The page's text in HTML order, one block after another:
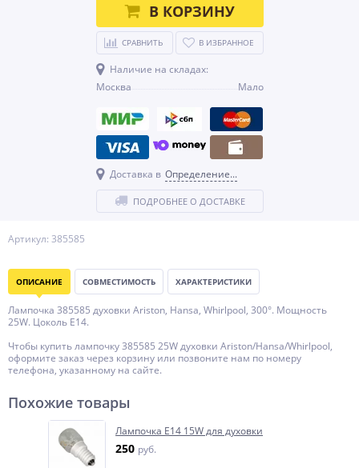
Артикул: 385585
В КОРЗИНУ
СРАВНИТЬ В ИЗБРАННОЕ
Наличие на складах:
Москва
Мало
Доставка в Определение...
ПОДРОБНЕЕ О ДОСТАВКЕ
ОПИСАНИЕ СОВМЕСТИМОСТЬ ХАРАКТЕРИСТИКИ
Лампочка 385585 духовки Ariston, Hansa, Whirlpool, 300°. Мощность
25W. Цоколь E14.
Чтобы купить лампочку 385585 25W духовки Ariston/Hansa/Whirlpool,
оформите заказ через корзину или позвоните нам по номеру
телефона, указанному на сайте.
Похожие товары
Лампочка E14 15W для духовки
250 руб.